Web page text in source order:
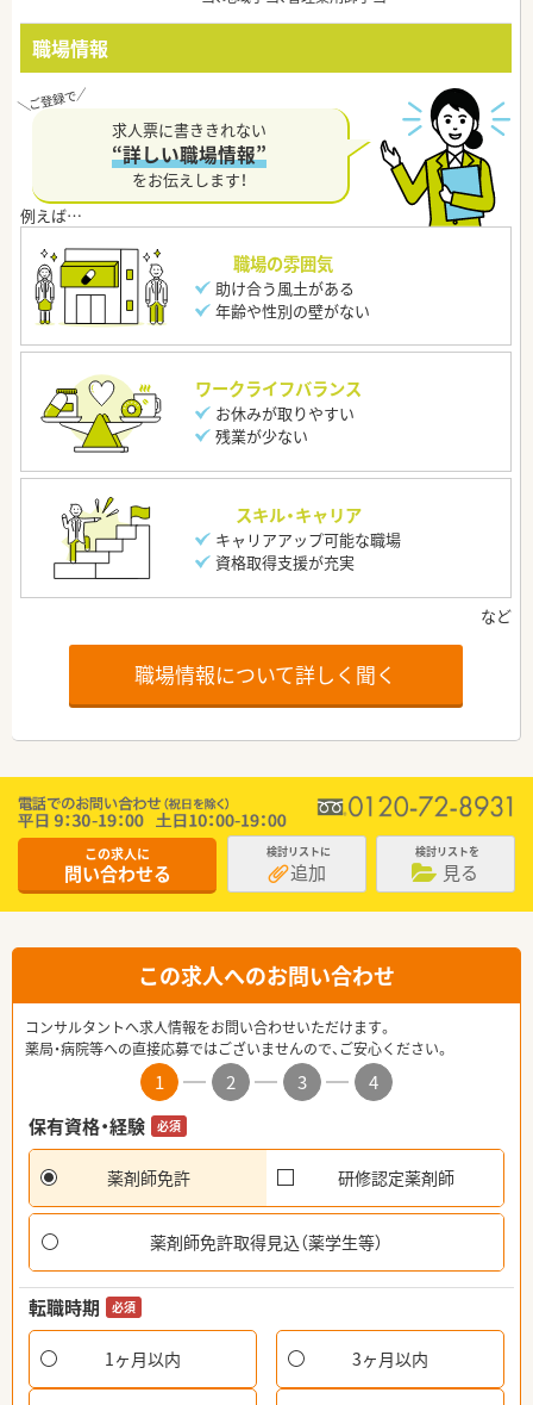
職場情報
求人票に書ききれない
“詳しい職場情報”
をお伝えします！
職場の雰囲気
助け合う風土がある
年齢や性別の壁がない
ワークライフバランス
お休みが取りやすい
残業が少ない
スキル・キャリア
キャリアアップ可能な職場
資格取得支援が充実
職場情報について詳しく聞く
この求人に
問い合わせる
検討リストに
追加
検討リストを
見る
この求人へのお問い合わせ
コンサルタントへ求人情報をお問い合わせいただけます。
薬局・病院等への直接応募ではございませんので、ご安心ください。
1 2 3
4
保有資格・経験
必須
薬剤師免許 研修認定薬剤師
薬剤師免許取得見込（薬学生等）
転職時期 必須
1ヶ月以内 3ヶ月以内